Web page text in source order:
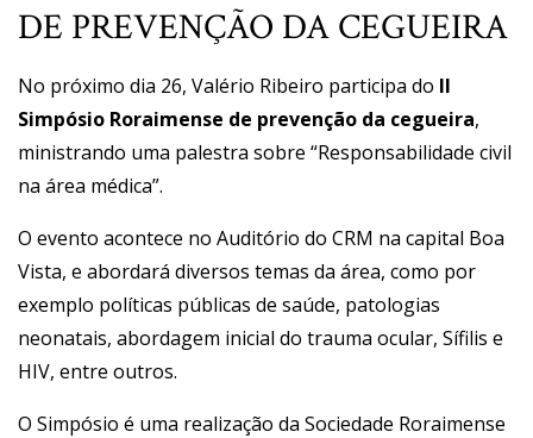
DE PREVENÇÃO DA CEGUEIRA
No próximo dia 26, Valério Ribeiro participa do II
Simpósio Roraimense de prevenção da cegueira,
ministrando uma palestra sobre “Responsabilidade civil
na área médica”.
O evento acontece no Auditório do CRM na capital Boa
Vista, e abordará diversos temas da área, como por
exemplo políticas públicas de saúde, patologias
neonatais, abordagem inicial do trauma ocular, Sífilis e
HIV, entre outros.
O Simpósio é uma realização da Sociedade Roraimense